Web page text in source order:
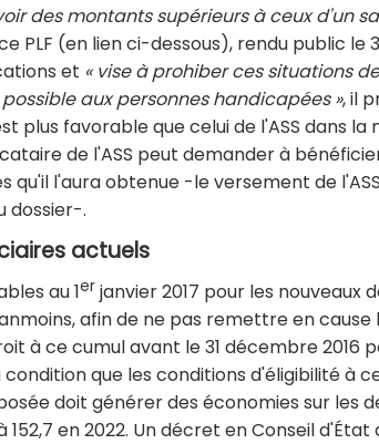
des montants supérieurs à ceux d'un
PLF (en lien ci-dessous), rendu public le
et « vise à prohiber ces situations
aux personnes handicapées », il
plus favorable que celui de l'ASS dans la
de l'ASS peut demander à
qu'il l'aura obtenue -le versement de
dossier-.
actuels
au 1er janvier 2017 pour les nouveaux
afin de ne pas remettre en
à ce cumul avant le 31 décembre 2016
que les conditions d'éligibilité à
doit générer des économies sur les
152,7 en 2022. Un décret en Conseil